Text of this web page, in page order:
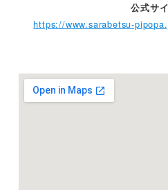
公式サ
https://www.sarabetsu-